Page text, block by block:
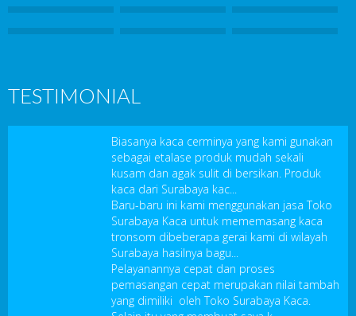
TESTIMONIAL
Biasanya kaca cerminya yang kami gunakan
sebagai etalase produk mudah sekali
kusam dan agak sulit di bersikan. Produk
kaca dari Surabaya kac...
Baru-baru ini kami menggunakan jasa Toko
Surabaya Kaca untuk mememasang kaca
tronsom dibeberapa gerai kami di wilayah
Surabaya hasilnya bagu...
Pelayanannya cepat dan proses
pemasangan cepat merupakan nilai tambah
yang dimiliki oleh Toko Surabaya Kaca.